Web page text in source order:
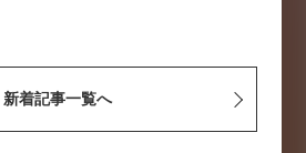
新着記事一覧へ